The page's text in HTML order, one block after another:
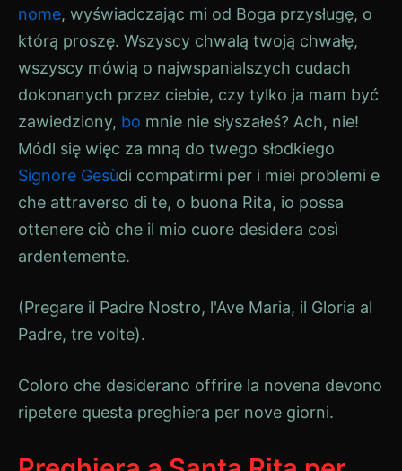
nome, wyświadczając mi od Boga przysługę, o
którą proszę. Wszyscy chwalą twoją chwałę,
wszyscy mówią o najwspanialszych cudach
dokonanych przez ciebie, czy tylko ja mam być
zawiedziony, bo mnie nie słyszałeś? Ach, nie!
Módl się więc za mną do twego słodkiego
Signore Gesùdi compatirmi per i miei problemi e
che attraverso di te, o buona Rita, io possa
ottenere ciò che il mio cuore desidera così
ardentemente.
(Pregare il Padre Nostro, l'Ave Maria, il Gloria al
Padre, tre volte).
Coloro che desiderano offrire la novena devono
ripetere questa preghiera per nove giorni.